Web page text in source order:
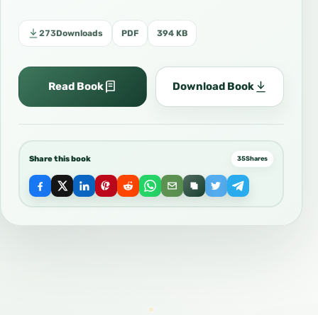
273Downloads PDF 394 KB
Read Book Download Book
Share this book 35Shares